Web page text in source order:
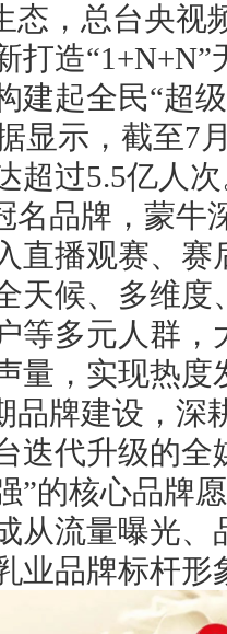
态，总台央视
打造
建起全民“超
显示，截至7
超过5.5亿人
名品牌，蒙牛
直播观赛、
天候、多维
等多元人群
量，实现热度
品牌建设，深
迭代升级的
”的核心品牌
从流量曝光
业品牌标杆形